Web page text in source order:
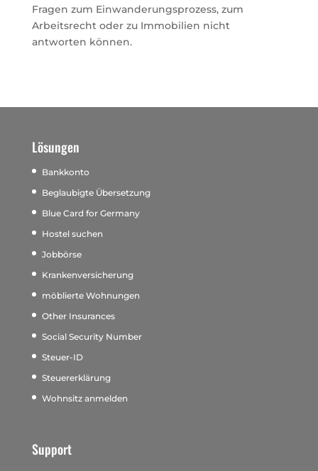
Fragen zum Einwanderungsprozess, zum
Arbeitsrecht oder zu Immobilien nicht
antworten können.
Lösungen
Bankkonto
Beglaubigte Übersetzung
Blue Card for Germany
Hostel suchen
Jobbörse
Krankenversicherung
möblierte Wohnungen
Other Insurances
Social Security Number
Steuer-ID
Steuererklärung
Wohnsitz anmelden
Support